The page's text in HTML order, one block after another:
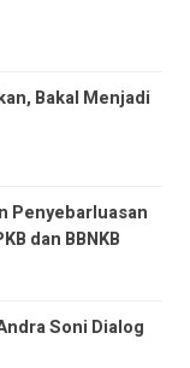
Bakal Menjadi
Penyebarluasan
dan BBNKB
Soni Dialog